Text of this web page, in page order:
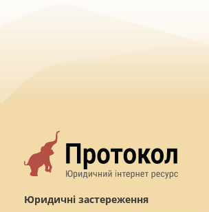
Юридичні застереження